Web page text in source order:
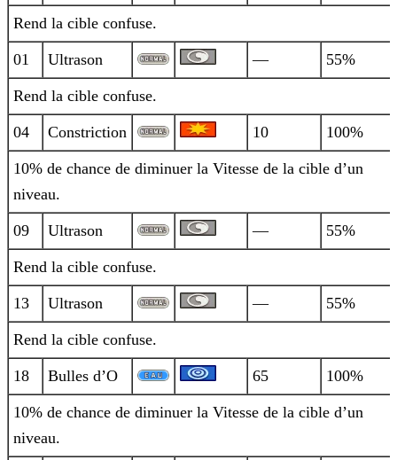
Rend la cible confuse.
01 Ultrason — 55%
Rend la cible confuse.
04 Constriction 10 100%
10% de chance de diminuer la Vitesse de la cible d’un
niveau.
09 Ultrason — 55%
Rend la cible confuse.
13 Ultrason — 55%
Rend la cible confuse.
18 Bulles d’O 65 100%
10% de chance de diminuer la Vitesse de la cible d’un
niveau.